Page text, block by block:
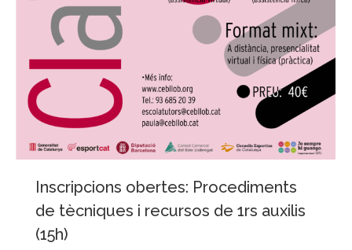
Inscripcions obertes: Procediments
de tècniques i recursos de 1rs auxilis
(15h)